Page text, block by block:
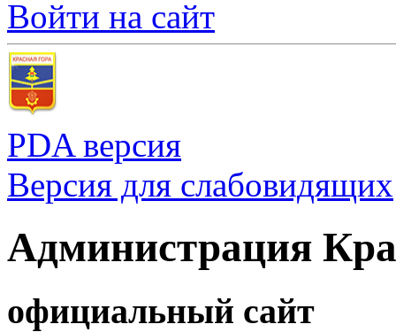
Войти на сайт
PDA версия
Версия для слабовидящих
Администрация
официальный сайт